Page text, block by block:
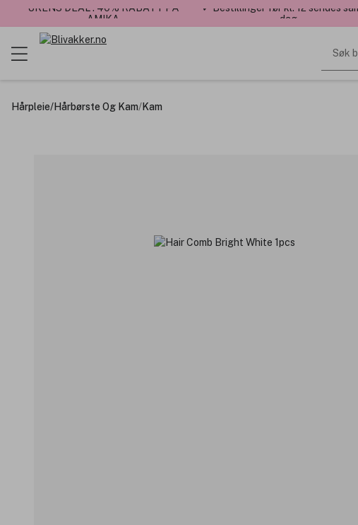
UKENS DEAL : 40% RABATT PÅ
AMIKA
✓ Bestillinger før kl. 12 sendes
dag
Søk
Hårpleie/Hårbørste Og Kam/Kam